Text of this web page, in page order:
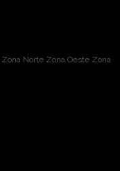
Zona Norte Zona Oeste Zona